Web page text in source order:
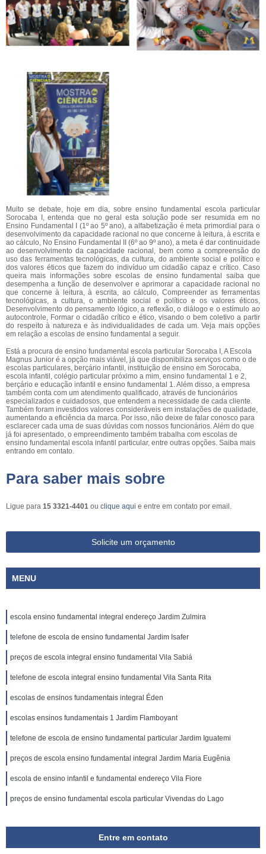
Muito se debate, hoje em dia, sobre ensino fundamental escola particular
Sorocaba I, entenda que no geral esta solução pode ser resumida em no
Ensino Fundamental I (1º ao 5º ano), a alfabetização é meta primordial para o
desenvolvimento da capacidade racional no que concerne à leitura, à escrita e
ao cálculo, No Ensino Fundamental II (6º ao 9º ano), a meta é dar continuidade
ao desenvolvimento da capacidade racional, bem como a compreensão do
uso das ferramentas tecnológicas, da cultura, do ambiente social e político e
dos valores éticos que fazem do indivíduo um cidadão capaz e crítico. Caso
queira mais informações sobre escolas de ensino fundamental saiba que
desempenha a função de desenvolver e aprimorar a capacidade racional no
que concerne à leitura, à escrita, ao cálculo, Compreender as ferramentas
tecnológicas, a cultura, o ambiente social e político e os valores éticos,
Desenvolvimento do pensamento lógico, a reflexão, o diálogo e o estímulo ao
autocontrole, Formar o cidadão crítico e ético, visando o bem coletivo a partir
do respeito à natureza e às individualidades de cada um. Veja mais opções
em relação a escolas de ensino fundamental a seguir.
Está a procura de ensino fundamental escola particular Sorocaba I, A Escola
Magnus Junior é a opção mais viável, já que disponibiliza serviços como o de
escolas particulares, berçário infantil, instituição de ensino em Sorocaba,
escola infantil, colégio particular próximo a mim, ensino fundamental 1 e 2,
berçário e educação infantil e ensino fundamental 1. Além disso, a empresa
também conta com um atendimento qualificado, através de funcionários
especializados e cuidadosos, que entendem a necessidade de cada cliente.
Também foram investidos valores consideráveis em instalações de qualidade,
aumentando a eficiência da marca. Por isso, não deixe de falar conosco para
esclarecer cada uma de suas dúvidas com nossos funcionários. Além do que
já foi apresentado, o empreendimento também trabalha com escolas de
ensino fundamental escola infantil particular, entre outras opções. Saiba mais
entrando em contato.
Para saber mais sobre
Ligue para 15 3321-4401 ou clique aqui e entre em contato por email.
Solicite um orçamento
MENU
escola ensino fundamental integral endereço Jardim Zulmira
telefone de escola de ensino fundamental Jardim Isafer
preços de escola integral ensino fundamental Vila Sabiá
telefone de escola integral ensino fundamental Vila Santa Rita
escolas de ensinos fundamentais integral Éden
escolas ensinos fundamentais 1 Jardim Flamboyant
telefone de escola de ensino fundamental particular Jardim Iguatemi
preços de escola ensino fundamental integral Jardim Maria Eugênia
escola de ensino infantil e fundamental endereço Vila Fiore
preços de ensino fundamental escola particular Vivendas do Lago
Entre em contato